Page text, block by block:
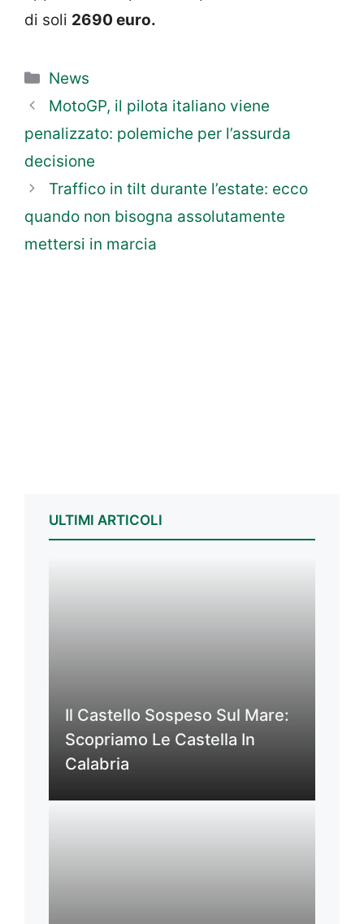
di soli 2690 euro.
Categorie
News
MotoGP, il pilota italiano viene
penalizzato: polemiche per l’assurda
decisione
Traffico in tilt durante l’estate: ecco
quando non bisogna assolutamente
mettersi in marcia
ULTIMI ARTICOLI
Il Castello Sospeso Sul Mare:
Scopriamo Le Castella In
Calabria